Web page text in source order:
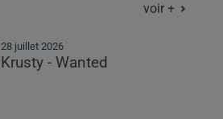
voir +
28 juillet 2026
Krusty - Wanted